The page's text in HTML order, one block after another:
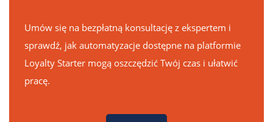
Umów się na bezpłatną konsultację z ekspertem i
sprawdź, jak automatyzacje dostępne na platformie
Loyalty Starter mogą oszczędzić Twój czas i ułatwić
pracę.